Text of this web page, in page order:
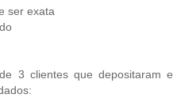
ser exata
3 clientes que depositaram e